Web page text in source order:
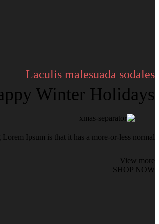
Laculis malesuada sodales
Winter Holidays
Ipsum is that it has a more-or-less normal.
View more
SHOP NOW